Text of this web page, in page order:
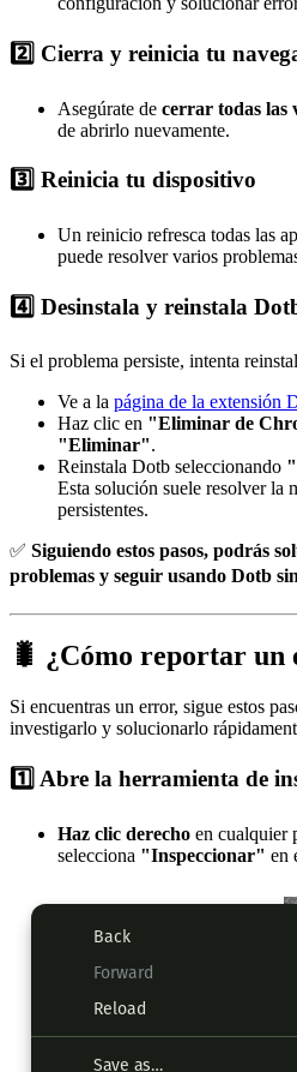
2️⃣ Cierra y reinicia tu
Asegúrate de cerrar todas las
de abrirlo nuevamente.
3️⃣ Reinicia tu dispositivo
Un reinicio refresca todas las
puede resolver varios
4️⃣ Desinstala y reinstala
Si el problema persiste, intenta
Ve a la página de la extensión
Haz clic en "Eliminar de
"Eliminar".
Reinstala Dotb seleccionando
Esta solución suele resolver la
persistentes.
✅ Siguiendo estos pasos, podrás
problemas y seguir usando Dotb
🐛 ¿Cómo reportar un
Si encuentras un error, sigue estos
investigarlo y solucionarlo
1️⃣ Abre la herramienta de
Haz clic derecho en cualquier
selecciona "Inspeccionar" en